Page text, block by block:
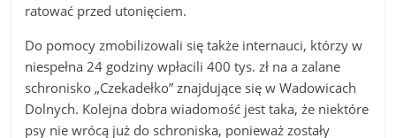
ratować przed utonięciem.
Do pomocy zmobilizowali się także internauci, którzy w
niespełna 24 godziny wpłacili 400 tys. zł na a zalane
schronisko „Czekadełko” znajdujące się w Wadowicach
Dolnych. Kolejna dobra wiadomość jest taka, że niektóre
psy nie wrócą już do schroniska, ponieważ zostały